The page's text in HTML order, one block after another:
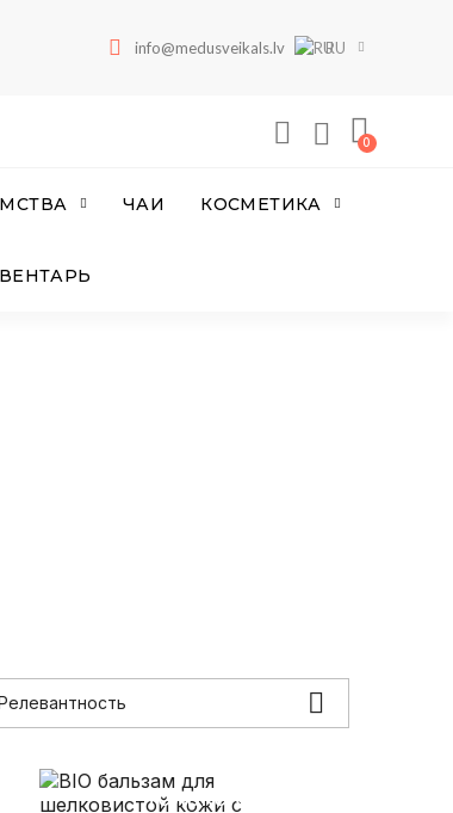
info@medusveikals.lv RU
ЧАИ КОСМЕТИКА

Только онлайн